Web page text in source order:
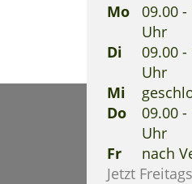
Mo
09.00 -
Uhr
Di
09.00 -
Uhr
Mi
Do
09.00 -
Uhr
Fr
nach
Jetzt